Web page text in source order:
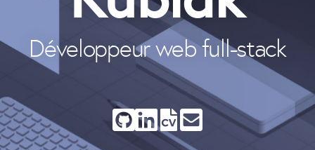
Développeur web full-stack